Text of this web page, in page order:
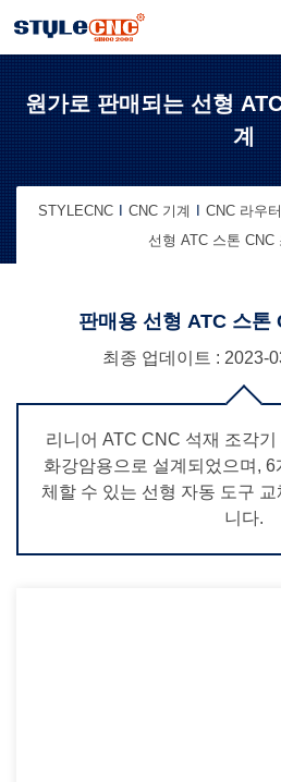
원가로 판매되는 선형
계
STYLECNC CNC 기계 CNC 라우터
선형 ATC 스톤 CNC
판매용 선형 ATC 스톤
최종 업데이트 : 2023-
리니어 ATC CNC 석재 조각
화강암용으로 설계되었으며,
체할 수 있는 선형 자동 도구
니다.